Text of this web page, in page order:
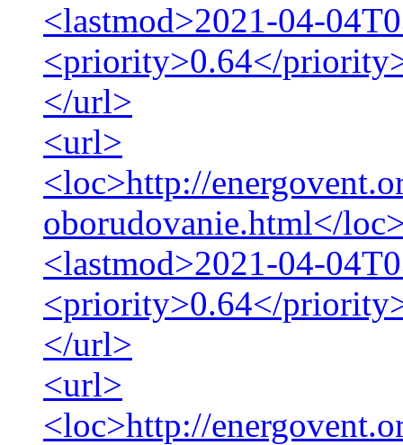
<lastmod>2021-04-
<priority>0.64</
</url>
<url>
<loc>http://
oborudovanie.html</
<lastmod>2021-04-
<priority>0.64</
</url>
<url>
<loc>http://